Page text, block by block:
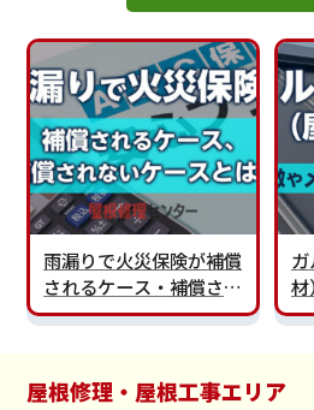
雨漏りで火災保険が補償
されるケース・補償され
ないケースとは？
材
ト
屋根修理・屋根工事エリア